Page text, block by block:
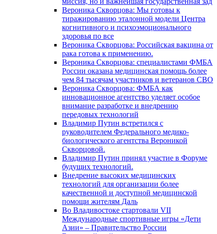
Вероника Скворцова: Мы готовы к
тиражированию эталонной модели Центра
когнитивного и психоэмоционального
здоровья по все
Вероника Скворцова: Российская вакцина от
рака готова к применению.
Вероника Скворцова: специалистами ФМБА
России оказана медицинская помощь более
чем 84 тысячам участников и ветеранов СВО
Вероника Скворцова: ФМБА как
инновационное агентство уделяет особое
внимание разработке и внедрению
передовых технологий
Владимир Путин встретился с
руководителем Федерального медико-
биологического агентства Вероникой
Скворцовой.
Владимир Путин принял участие в Форуме
будущих технологий.
Внедрение высоких медицинских
технологий для организации более
качественной и доступной медицинской
помощи жителям Даль
Во Владивостоке стартовали VII
Международные спортивные игры «Дети
Азии» – Правительство России